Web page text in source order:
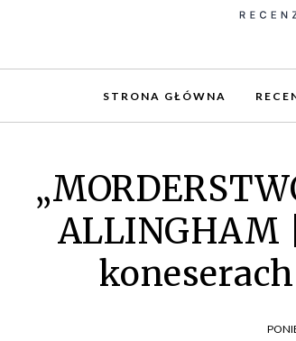
STRONA GŁÓWNA
ALLINGHAM